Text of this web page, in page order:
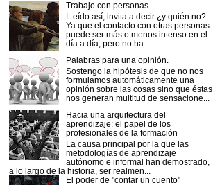
Trabajo con personas
L eído así, invita a decir ¿y quién no?
Ya que el contacto con otras personas
puede ser más o menos intenso en el
día a día, pero no ha...
Palabras para una opinión.
Sostengo la hipótesis de que no nos
formulamos automáticamente una
opinión sobre las cosas sino que éstas
nos generan multitud de sensacione...
Hacia una arquitectura del
aprendizaje: el papel de los
profesionales de la formación
La causa principal por la que las
metodologías de aprendizaje
autónomo e informal han demostrado,
a lo largo de la historia, ser realmen...
El poder de "contar un cuento"